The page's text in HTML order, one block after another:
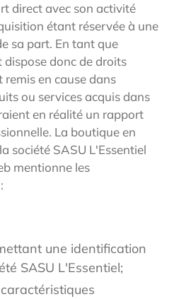
direct avec son activité
étant réservée à une
sa part. En tant que
donc de droits
remis en cause dans
ou services acquis dans
en réalité un rapport
La boutique en
société SASU L'Essentiel
mentionne les
une identification
SASU L'Essentiel;